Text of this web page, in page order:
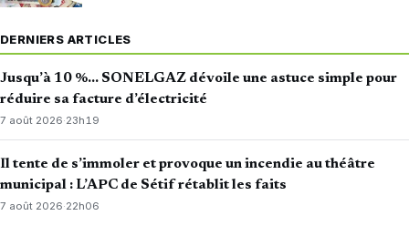
DERNIERS ARTICLES
Jusqu’à 10 %… SONELGAZ dévoile une astuce simple pour
réduire sa facture d’électricité
7 août 2026·23h19
Il tente de s’immoler et provoque un incendie au théâtre
municipal : L’APC de Sétif rétablit les faits
7 août 2026·22h06